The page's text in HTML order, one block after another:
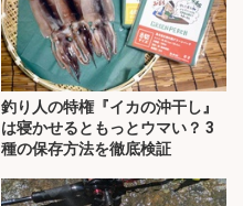
釣り人の特権『イカの沖干し』
は寝かせるともっとウマい？ 3
種の保存方法を徹底検証